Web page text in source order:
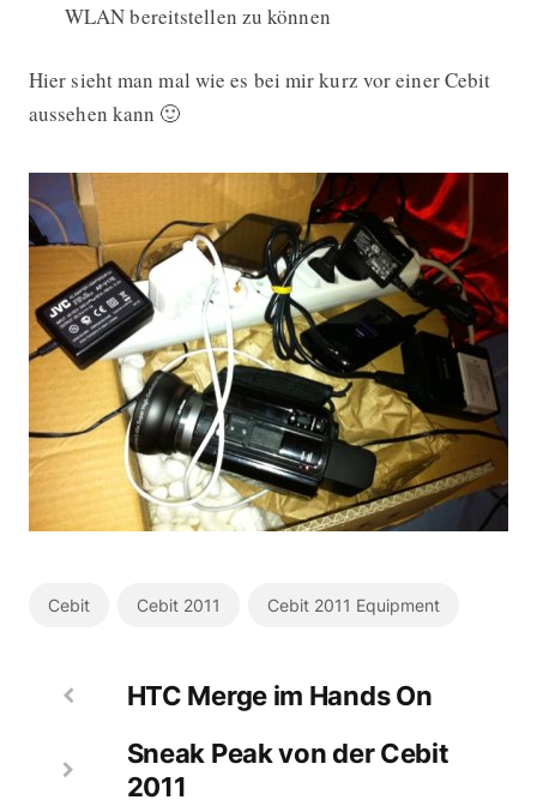
WLAN bereitstellen zu können
Hier sieht man mal wie es bei mir kurz vor einer Cebit
aussehen kann 🙂
Cebit Cebit 2011 Cebit 2011 Equipment
HTC Merge im Hands On
Sneak Peak von der Cebit
2011